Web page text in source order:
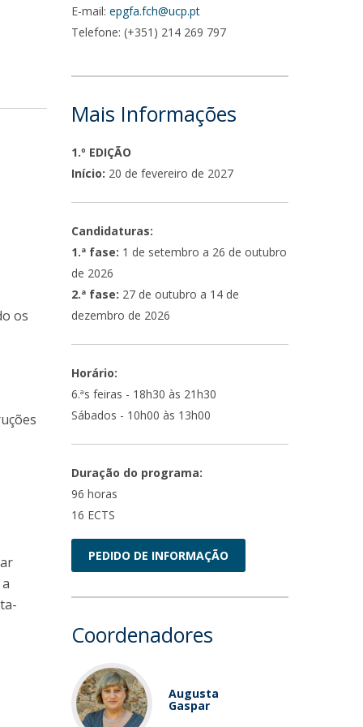
os
E-mail:epgfa.fch@ucp.pt
Telefone: (+351) 214 269 797
Mais Informações
1.º EDIÇÃO
Início: 20 de fevereiro de 2027
Candidaturas:
1.ª fase: 1 de setembro a 26 de outubro
de 2026
2.ª fase: 27 de outubro a 14 de
dezembro de 2026
Horário:
6.ªs feiras - 18h30 às 21h30
Sábados - 10h00 às 13h00
Duração do programa:
96 horas
16 ECTS
PEDIDO DE INFORMAÇÃO
Coordenadores
Augusta
Gaspar